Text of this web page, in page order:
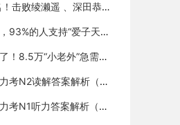
遥 、深田恭子，第一居然是她？
持“爱子天皇”，日本历史将改写？
老外”急需日语救命，你家中招了吗
读解答案解析（沪江网校）
听力答案解析（沪江网校）